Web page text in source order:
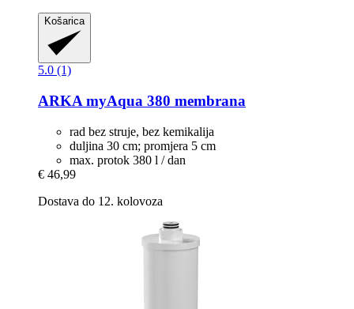
Košarica
5.0 (1)
ARKA myAqua 380 membrana
rad bez struje, bez kemikalija
duljina 30 cm; promjera 5 cm
max. protok 380 l / dan
€ 46,99
Dostava do 12. kolovoza